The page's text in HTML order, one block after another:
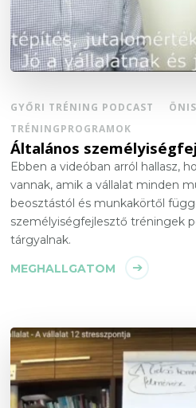
GYŐRI TRÉNING PODCAST
TRÉNINGPROGRAMOK
Általános
Ebben a videóban arról hallasz,
vannak, amik a vállalat minden
beosztástól és munkakörtől
személyiségfejlesztő tréningek
tárgyalnak.
MEGHALLGATOM